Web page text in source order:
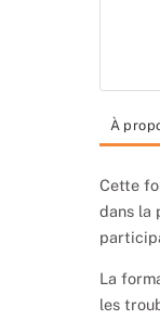
À
Cette
dans la
La
les